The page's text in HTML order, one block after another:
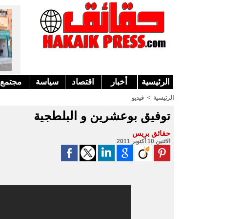
الرئيسية أخبار اقتصاد سياسة مجتمع
الرئيسية > فيديو
توفيق بوعشرين و البلطجية
حقائق بريس
الاثنين 10 أكتوبر 2011